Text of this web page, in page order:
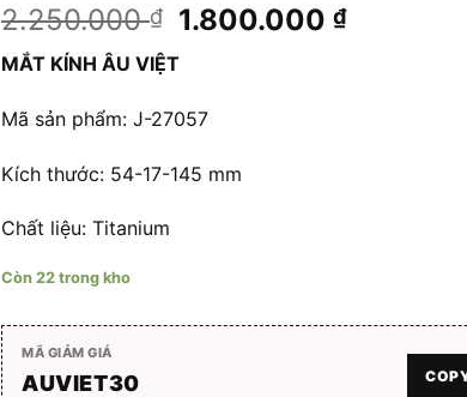
2.250.000₫
Giá
gốc
2.250.000 ₫.
1.800.000₫Giá
MẮT KÍNH ÂU VIỆT
Mã sản phẩm: J-27057
Kích thước: 54-17-145 mm
Chất liệu: Titanium
Còn 22 trong kho
MÃ GIẢM GIÁ
AUVIET30